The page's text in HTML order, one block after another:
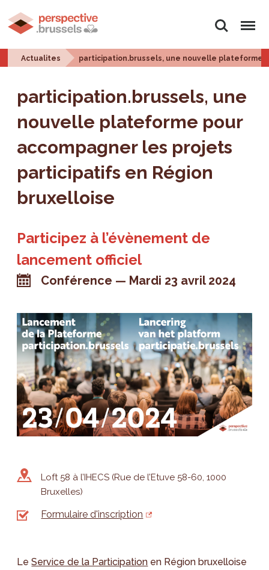
Rechercher
Menu
Actualites participation.brussels, une nouvelle plateforme
participation.brussels, une
nouvelle plateforme pour
accompagner les projets
participatifs en Région
bruxelloise
Participez à l’évènement de
lancement officiel
Conférence Mardi 23 avril 2024
Loft 58 à l’IHECS (Rue de l’Etuve 58-60, 1000
Bruxelles)
Formulaire d'inscription
LeService de la Participation en Région bruxelloise